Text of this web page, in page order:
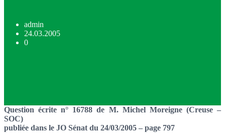
admin
24.03.2005
0
Question écrite n° 16788 de M. Michel Moreigne (Creuse –
SOC)
publiée dans le JO Sénat du 24/03/2005 – page 797